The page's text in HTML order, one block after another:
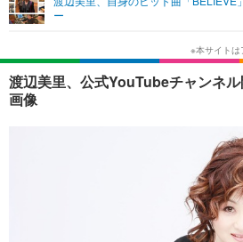
ショッピング
音楽
ライフ
ライフTOP
ペット
リリース一覧
プッシュ通知の停止方法
ー
渡辺美里、公式YouTubeチャンネル
画像